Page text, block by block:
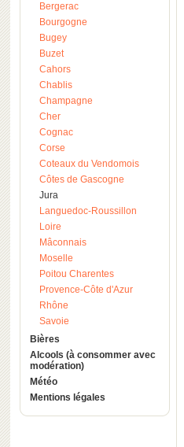
Bergerac
Bourgogne
Bugey
Buzet
Cahors
Chablis
Champagne
Cher
Cognac
Corse
Coteaux du Vendomois
Côtes de Gascogne
Jura
Languedoc-Roussillon
Loire
Mâconnais
Moselle
Poitou Charentes
Provence-Côte d'Azur
Rhône
Savoie
Bières
Alcools (à consommer avec
modération)
Météo
Mentions légales